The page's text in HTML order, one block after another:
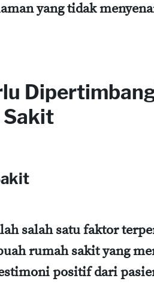
yang tidak
Sakit
salah satu faktor
rumah sakit yang
positif dari